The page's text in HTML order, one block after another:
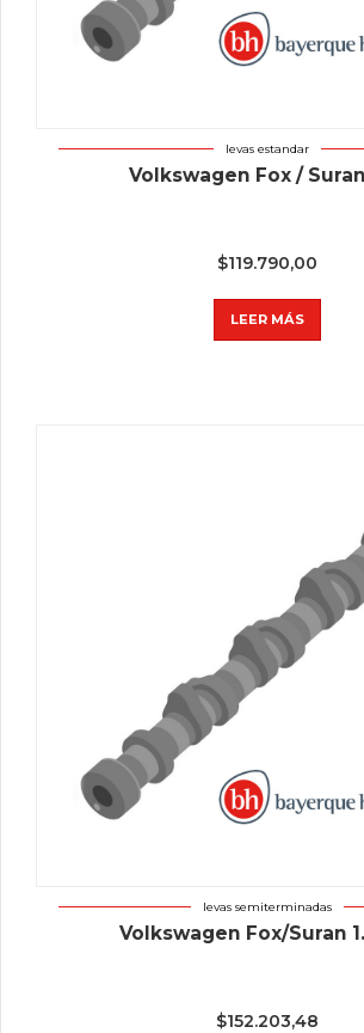
levas estandar
Volkswagen Fox / Suran
$119.790,00
LEER MÁS
levas semiterminadas
Volkswagen Fox/Suran
$152.203,48